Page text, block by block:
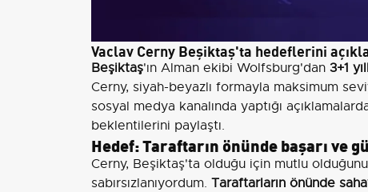
Vaclav Cerny Beşiktaş'ta hedeflerini
Beşiktaş'ın Alman ekibi Wolfsburg'dan 3+1
Cerny, siyah-beyazlı formayla maksimum
sosyal medya kanalında yaptığı
beklentilerini paylaştı.
Hedef: Taraftarın önünde başarı ve
Cerny, Beşiktaş'ta olduğu için mutlu
sabırsızlanıyordum. Taraftarların önünde